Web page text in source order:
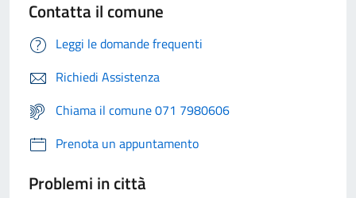
Contatta il comune
Leggi le domande frequenti
Richiedi Assistenza
Chiama il comune 071 7980606
Prenota un appuntamento
Problemi in città